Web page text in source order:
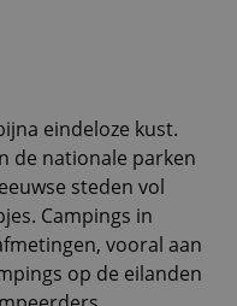
eindeloze kust.
de nationale parken
steden vol
Campings in
vooral aan
op de eilanden